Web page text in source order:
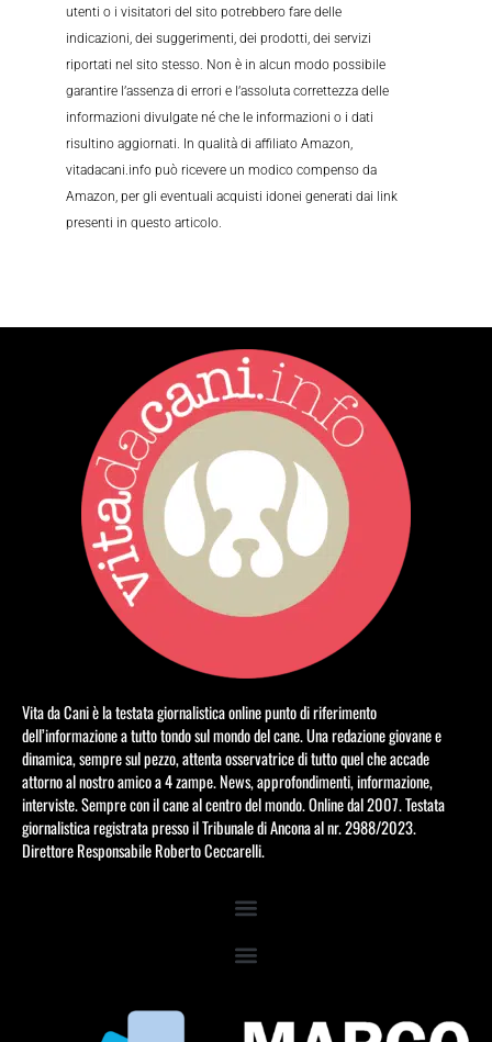
utenti o i visitatori del sito potrebbero fare delle
indicazioni, dei suggerimenti, dei prodotti, dei servizi
riportati nel sito stesso. Non è in alcun modo possibile
garantire l’assenza di errori e l’assoluta correttezza delle
informazioni divulgate né che le informazioni o i dati
risultino aggiornati. In qualità di affiliato Amazon,
vitadacani.info può ricevere un modico compenso da
Amazon, per gli eventuali acquisti idonei generati dai link
presenti in questo articolo.
Vita da Cani è la testata giornalistica online punto di riferimento
dell’informazione a tutto tondo sul mondo del cane. Una redazione giovane e
dinamica, sempre sul pezzo, attenta osservatrice di tutto quel che accade
attorno al nostro amico a 4 zampe. News, approfondimenti, informazione,
interviste. Sempre con il cane al centro del mondo. Online dal 2007. Testata
giornalistica registrata presso il Tribunale di Ancona al nr. 2988/2023.
Direttore Responsabile Roberto Ceccarelli.